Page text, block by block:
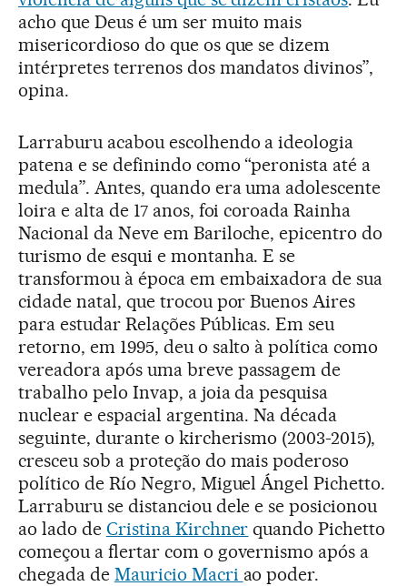
acho que Deus é um ser muito mais
misericordioso do que os que se dizem
intérpretes terrenos dos mandatos divinos”,
opina.
Larraburu acabou escolhendo a ideologia
patena e se definindo como “peronista até a
medula”. Antes, quando era uma adolescente
loira e alta de 17 anos, foi coroada Rainha
Nacional da Neve em Bariloche, epicentro do
turismo de esqui e montanha. E se
transformou à época em embaixadora de sua
cidade natal, que trocou por Buenos Aires
para estudar Relações Públicas. Em seu
retorno, em 1995, deu o salto à política como
vereadora após uma breve passagem de
trabalho pelo Invap, a joia da pesquisa
nuclear e espacial argentina. Na década
seguinte, durante o kircherismo (2003-2015),
cresceu sob a proteção do mais poderoso
político de Río Negro, Miguel Ángel Pichetto.
Larraburu se distanciou dele e se posicionou
ao lado de Cristina Kirchner quando Pichetto
começou a flertar com o governismo após a
chegada de Mauricio Macri ao poder.